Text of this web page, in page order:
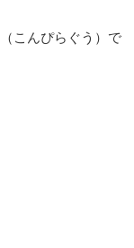
こんぴらぐう）で